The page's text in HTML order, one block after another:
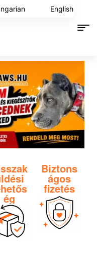
ég
Biztons
ágos
fizetés
English